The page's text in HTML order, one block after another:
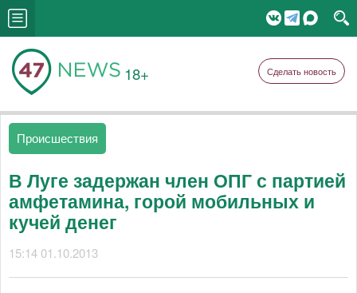
18+ Сделать новость
Происшествия
В Луге задержан член ОПГ с партией
амфетамина, горой мобильных и
кучей денег
15:14 01.10.2013